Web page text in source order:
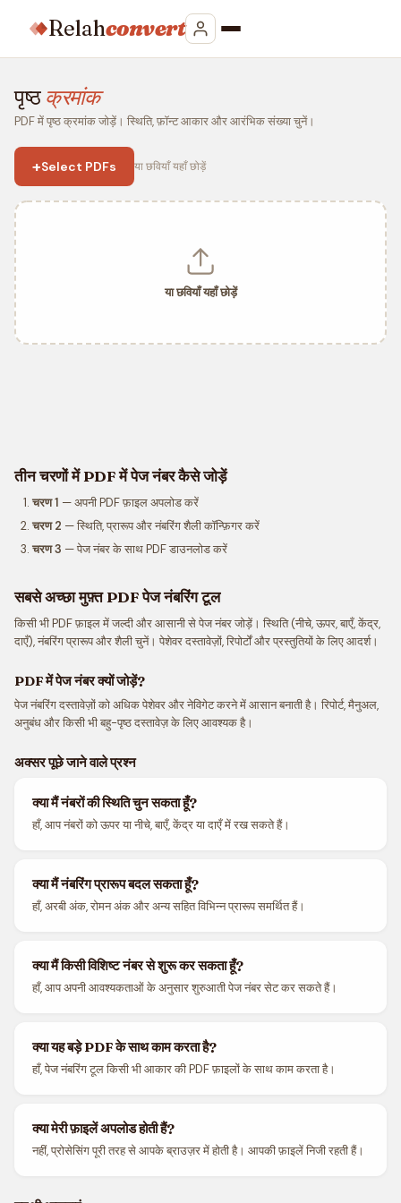
Relahconvert
पृष्ठ क्रमांक
PDF में पृष्ठ क्रमांक जोड़ें। स्थिति, फ़ॉन्ट आकार और आरंभिक संख्या चुनें।
+Select PDFs या छवियाँ यहाँ छोड़ें
या छवियाँ यहाँ छोड़ें
तीन चरणों में PDF में पेज नंबर कैसे जोड़ें
चरण 1 — अपनी PDF फ़ाइल अपलोड करें
चरण 2 — स्थिति, प्रारूप और नंबरिंग शैली कॉन्फ़िगर करें
चरण 3 — पेज नंबर के साथ PDF डाउनलोड करें
सबसे अच्छा मुफ़्त PDF पेज नंबरिंग टूल
किसी भी PDF फ़ाइल में जल्दी और आसानी से पेज नंबर जोड़ें। स्थिति (नीचे, ऊपर, बाएँ, केंद्र,
दाएँ), नंबरिंग प्रारूप और शैली चुनें। पेशेवर दस्तावेज़ों, रिपोर्टों और प्रस्तुतियों के लिए आदर्श।
PDF में पेज नंबर क्यों जोड़ें?
पेज नंबरिंग दस्तावेज़ों को अधिक पेशेवर और नेविगेट करने में आसान बनाती है। रिपोर्ट, मैनुअल,
अनुबंध और किसी भी बहु-पृष्ठ दस्तावेज़ के लिए आवश्यक है।
अक्सर पूछे जाने वाले प्रश्न
क्या मैं नंबरों की स्थिति चुन सकता हूँ?
हाँ, आप नंबरों को ऊपर या नीचे, बाएँ, केंद्र या दाएँ में रख सकते हैं।
क्या मैं नंबरिंग प्रारूप बदल सकता हूँ?
हाँ, अरबी अंक, रोमन अंक और अन्य सहित विभिन्न प्रारूप समर्थित हैं।
क्या मैं किसी विशिष्ट नंबर से शुरू कर सकता हूँ?
हाँ, आप अपनी आवश्यकताओं के अनुसार शुरुआती पेज नंबर सेट कर सकते हैं।
क्या यह बड़े PDF के साथ काम करता है?
हाँ, पेज नंबरिंग टूल किसी भी आकार की PDF फ़ाइलों के साथ काम करता है।
क्या मेरी फ़ाइलें अपलोड होती हैं?
नहीं, प्रोसेसिंग पूरी तरह से आपके ब्राउज़र में होती है। आपकी फ़ाइलें निजी रहती हैं।